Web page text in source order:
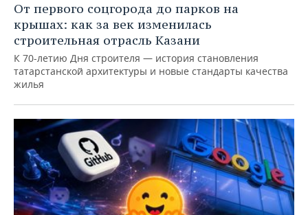
От первого соцгорода до парков на
крышах: как за век изменилась
строительная отрасль Казани
К 70-летию Дня строителя — история становления
татарстанской архитектуры и новые стандарты качества
жилья